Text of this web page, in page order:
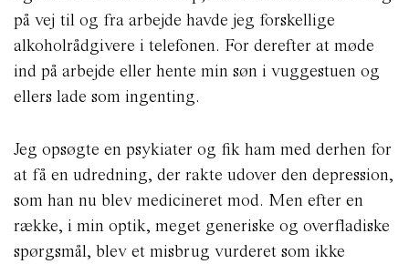
på vej til og fra arbejde havde jeg forskellige
alkoholrådgivere i telefonen. For derefter at møde
ind på arbejde eller hente min søn i vuggestuen og
ellers lade som ingenting.
Jeg opsøgte en psykiater og fik ham med derhen for
at få en udredning, der rakte udover den depression,
som han nu blev medicineret mod. Men efter en
række, i min optik, meget generiske og overfladiske
spørgsmål, blev et misbrug vurderet som ikke